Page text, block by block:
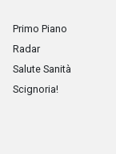
Primo Piano
Radar
Salute Sanità
Scignoria!